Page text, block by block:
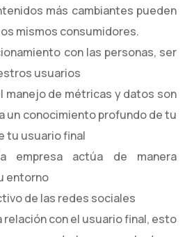
más cambiantes pueden
mismos consumidores.
con las personas, ser
usuarios
manejo de métricas y datos son
un conocimiento profundo de tu
tu usuario final
empresa actúa de manera
entorno
de las redes sociales
relación con el usuario final, esto